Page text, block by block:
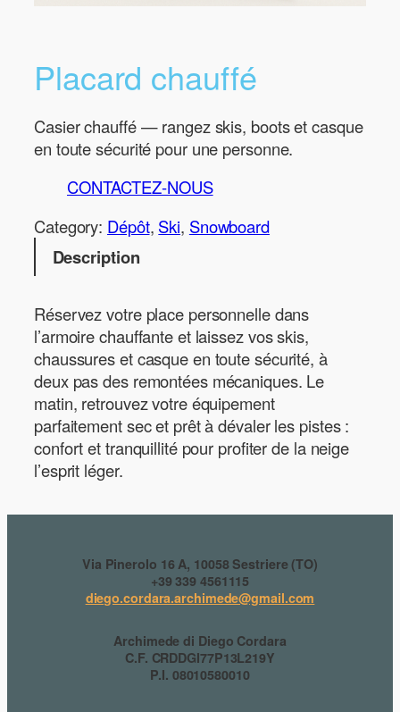
Placard chauffé
Casier chauffé — rangez skis, boots et casque
en toute sécurité pour une personne.
CONTACTEZ-NOUS
Category: Dépôt, Ski, Snowboard
Description
Réservez votre place personnelle dans
l’armoire chauffante et laissez vos skis,
chaussures et casque en toute sécurité, à
deux pas des remontées mécaniques. Le
matin, retrouvez votre équipement
parfaitement sec et prêt à dévaler les pistes :
confort et tranquillité pour profiter de la neige
l’esprit léger.
Via Pinerolo 16 A, 10058 Sestriere (TO)
+39 339 4561115
diego.cordara.archimede@gmail.com
Archimede di Diego Cordara
C.F. CRDDGI77P13L219Y
P.I. 08010580010